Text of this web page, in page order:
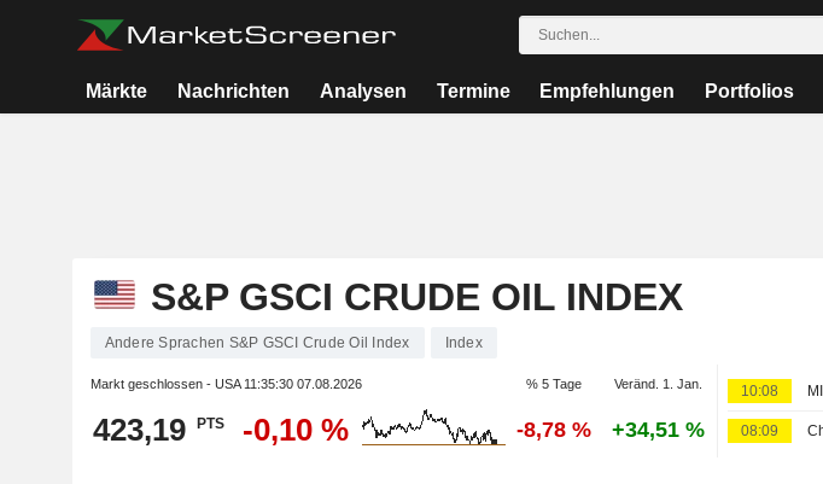
Märkte Nachrichten Analysen Termine Empfehlungen Portfolios
S&P GSCI CRUDE OIL INDEX
Andere Sprachen S&P GSCI Crude Oil Index Index
Markt geschlossen - USA 11:35:30 07.08.2026 % 5 Tage Veränd. 1. Jan.
423,19 PTS -0,10 % -8,78 % +34,51 %
10:08
08:09